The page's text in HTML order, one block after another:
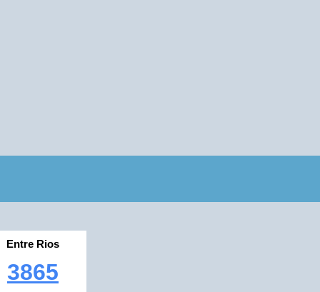
Entre Rios
3865